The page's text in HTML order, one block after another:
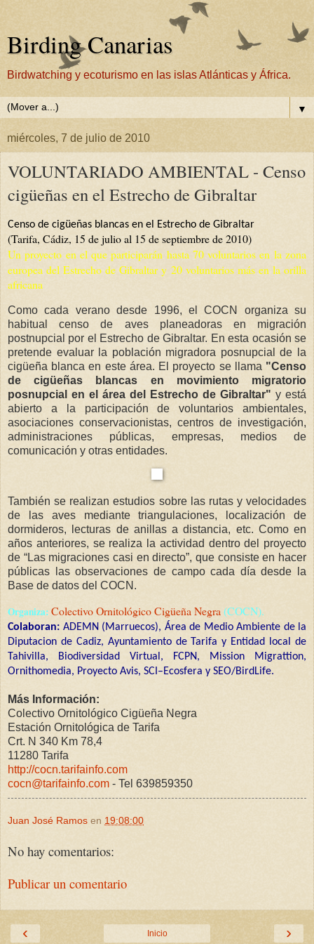
Birding Canarias
Birdwatching y ecoturismo en las islas Atlánticas y África.
▼
miércoles, 7 de julio de 2010
VOLUNTARIADO AMBIENTAL - Censo
cigüeñas en el Estrecho de Gibraltar
Censo de cigüeñas blancas en el Estrecho de Gibraltar
(Tarifa, Cádiz, 15 de julio al 15 de septiembre de 2010)
Un proyecto en el que participarán hasta 70 voluntarios en la zona
europea del Estrecho de Gibraltar y 20 voluntarios más en la orilla
africana
Como cada verano desde 1996, el COCN organiza su
habitual censo de aves planeadoras en migración
postnupcial por el Estrecho de Gibraltar. En esta ocasión se
pretende evaluar la población migradora posnupcial de la
cigüeña blanca en este área. El proyecto se llama "Censo
de cigüeñas blancas en movimiento migratorio
posnupcial en el área del Estrecho de Gibraltar" y está
abierto a la participación de voluntarios ambientales,
asociaciones conservacionistas, centros de investigación,
administraciones públicas, empresas, medios de
comunicación y otras entidades.
También se realizan estudios sobre las rutas y velocidades
de las aves mediante triangulaciones, localización de
dormideros, lecturas de anillas a distancia, etc. Como en
años anteriores, se realiza la actividad dentro del proyecto
de “Las migraciones casi en directo”, que consiste en hacer
públicas las observaciones de campo cada día desde la
Base de datos del COCN.
Organiza: Colectivo Ornitológico Cigüeña Negra (COCN).
Colaboran: ADEMN (Marruecos), Área de Medio Ambiente de la
Diputacion de Cadiz, Ayuntamiento de Tarifa y Entidad local de
Tahivilla, Biodiversidad Virtual, FCPN, Mission Migrattion,
Ornithomedia, Proyecto Avis, SCI–Ecosfera y SEO/BirdLife.
Más Información:
Colectivo Ornitológico Cigüeña Negra
Estación Ornitológica de Tarifa
Crt. N 340 Km 78,4
11280 Tarifa
http://cocn.tarifainfo.com
cocn@tarifainfo.com - Tel 639859350
Juan José Ramos en 19:08:00
No hay comentarios:
Publicar un comentario
‹ ›
Inicio